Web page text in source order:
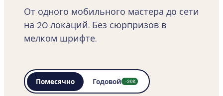
От одного мобильного мастера до сети
на 20 локаций. Без сюрпризов в
мелком шрифте.
Помесячно Годовой −20%